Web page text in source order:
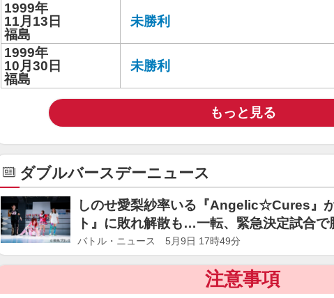
1999年
11月13日
福島
未勝利
1999年
10月30日
福島
未勝利
もっと見る
ダブルバースデーニュース
しのせ愛梨紗率いる『Angelic☆Cures』
ト』に敗れ解散も…一転、緊急決定試合で
バトル・ニュース 5月9日 17時49分
注意事項